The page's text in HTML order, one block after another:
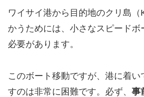
ワイサイ港から目的地のクリ島（
かうためには、小さなスピードボ
必要があります。
このボート移動ですが、港に着い
すのは非常に困難です。必ず、 事